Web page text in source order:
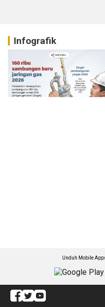
Infografik
Unduh Mobile